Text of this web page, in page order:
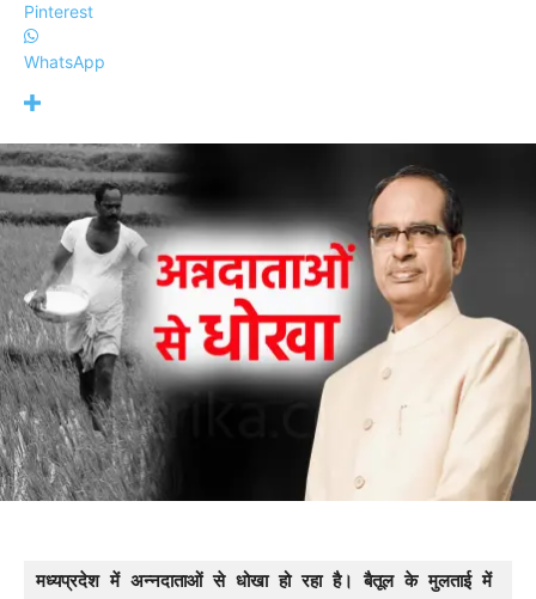
Pinterest
WhatsApp
मध्यप्रदेश में अन्नदाताओं से धोखा हो रहा है। बैतूल के मुलताई में